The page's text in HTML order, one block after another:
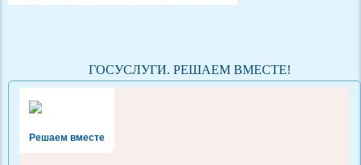
ГОСУСЛУГИ. РЕШАЕМ ВМЕСТЕ!
Решаем вместе